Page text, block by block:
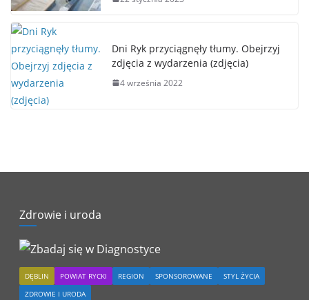
Dni Ryk przyciągnęły tłumy. Obejrzyj
zdjęcia z wydarzenia (zdjęcia)
4 września 2022
Zdrowie i uroda
DĘBLIN POWIAT RYCKI REGION SPONSOROWANE
STYL ŻYCIA
ZDROWIE I URODA